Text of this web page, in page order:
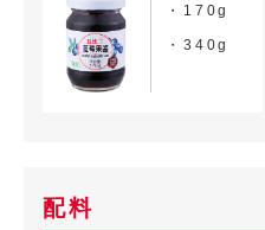
・170g
・340g
配料